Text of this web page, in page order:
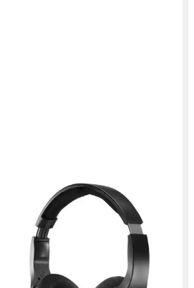
TV-Kopfhörer (kabellos, 2,4-GHz-
Verbindung, 16 h Akku, Voice-Mode)
Funk-Kopfhörer
Bluetooth, Funk
0,25 kg Gewicht
Bluetooth